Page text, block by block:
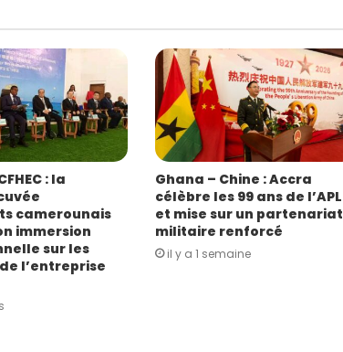
: la
camerounais
immersion
sur les
l’entreprise
Ghana – Chine : Accra
célèbre les 99 ans de l’APL
et mise sur un partenariat
militaire renforcé
il y a 1 semaine